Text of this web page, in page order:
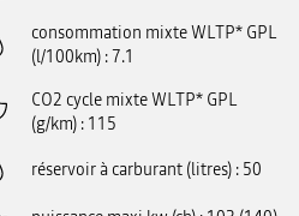
consommation mixte WLTP* GPL
(l/100km) 7.1
CO2 cycle mixte WLTP* GPL
(g/km) 115
réservoir à carburant (litres) 50